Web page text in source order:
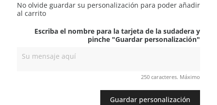
No olvide guardar su personalización para poder añadir
al carrito
Escriba el nombre para la tarjeta de la sudadera y
pinche "Guardar personalización"
250 caracteres. Máximo
Guardar personalización